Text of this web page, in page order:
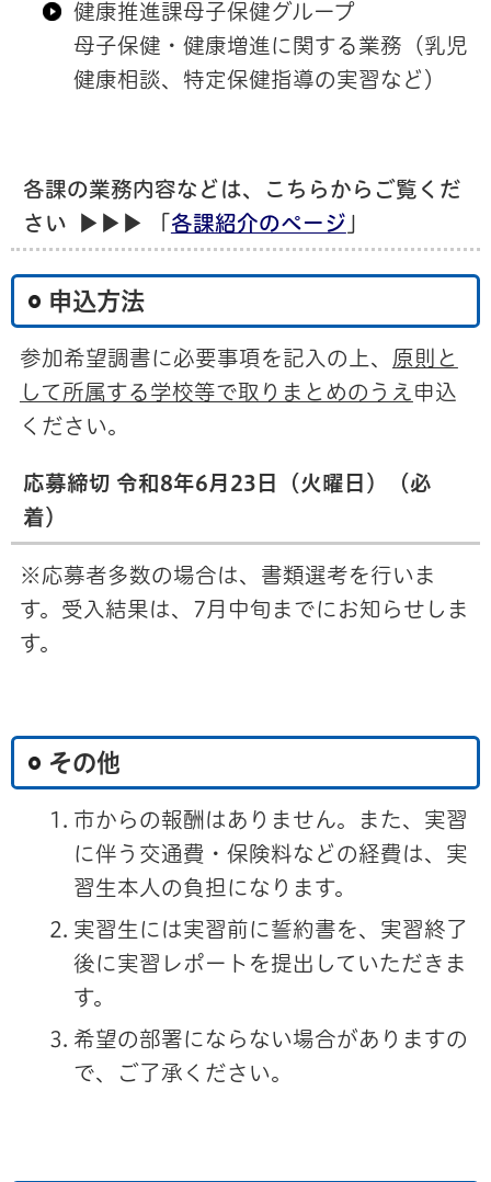
健康推進課母子保健グループ
母子保健・健康増進に関する業務（乳児
健康相談、特定保健指導の実習など）
各課の業務内容などは、こちらからご覧くだ
さい ▶▶▶ 「 各課紹介のページ
申込方法
参加希望調書に必要事項を記入の上、
原則と
して所属する学校等で取りまとめのうえ 申込
ください。
応募締切 令和8年6月23日（火曜日）（必
着）
※応募者多数の場合は、書類選考を行いま
す。受入結果は、7月中旬までにお知らせしま
す。
その他
市からの報酬はありません。また、実習
に伴う交通費・保険料などの経費は、実
習生本人の負担になります。
実習生には実習前に誓約書を、実習終了
後に実習レポートを提出していただきま
す。
希望の部署にならない場合がありますの
で、ご了承ください。